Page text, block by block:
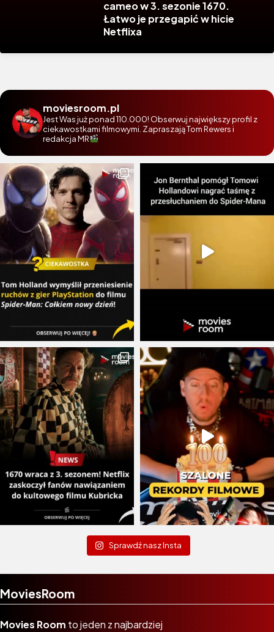
cameo w 3. sezonie 1670.
Łatwo je przegapić w hicie
Netflixa
moviesroom.pl
Jest Was już ponad 110.000! Obserwuj największy profil z
ciekawostkami filmowymi. Zapraszają Tom Rewers i
redakcja MR
Sprawdź nasz Insta
MoviesRoom
Movies Room to jeden z najbardziej